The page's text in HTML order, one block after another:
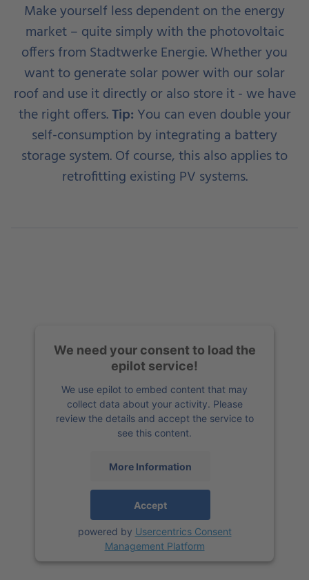
Make yourself less dependent on the energy
market – quite simply with the photovoltaic
offers from Stadtwerke Energie. Whether you
want to generate solar power with our solar
roof and use it directly or also store it - we have
the right offers.Tip: You can even double your
self-consumption by integrating a battery
storage system. Of course, this also applies to
retrofitting existing PV systems.
We need your consent to load the
epilot service!
We use epilot to embed content that may
collect data about your activity. Please
review the details and accept the service to
see this content.
More Information
Accept
powered by Usercentrics Consent
Management Platform